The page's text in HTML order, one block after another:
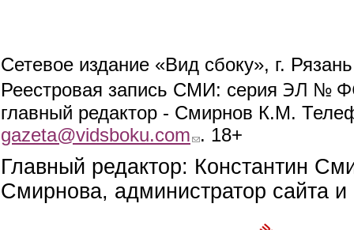
Сетевое издание «Вид сбоку», г.
Реестровая запись СМИ: серия ЭЛ №
главный редактор - Смирнов К.М.
gazeta@vidsboku.com (link sends e-mail)
. 18+
Главный редактор: Константин
Смирнова, администратор сайта